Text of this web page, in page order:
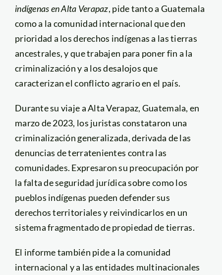
indígenas en Alta Verapaz, pide tanto a Guatemala
como a la comunidad internacional que den
prioridad a los derechos indígenas a las tierras
ancestrales, y que trabajen para poner fin a la
criminalización y a los desalojos que
caracterizan el conflicto agrario en el país.
Durante su viaje a Alta Verapaz, Guatemala, en
marzo de 2023, los juristas constataron una
criminalización generalizada, derivada de las
denuncias de terratenientes contra las
comunidades. Expresaron su preocupación por
la falta de seguridad jurídica sobre como los
pueblos indígenas pueden defender sus
derechos territoriales y reivindicarlos en un
sistema fragmentado de propiedad de tierras.
El informe también pide a la comunidad
internacional y a las entidades multinacionales